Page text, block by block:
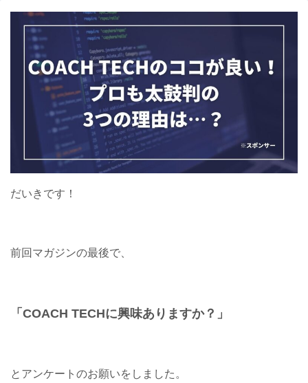
だいきです！
前回マガジンの最後で、
「COACH TECHに興味ありますか？」
とアンケートのお願いをしました。